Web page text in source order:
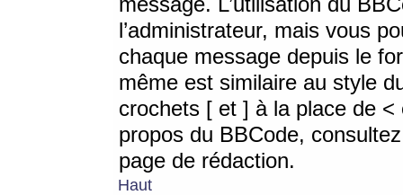
l’administrateur, mais vous
chaque message depuis le
même est similaire au style
crochets [ et ] à la place de <
propos du BBCode,
page de rédaction.
Haut